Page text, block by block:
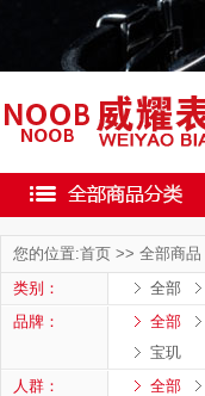
您的位置:首页 >> 全部商品
类别：
全部
品牌：
全部
宝玑
人群：
全部